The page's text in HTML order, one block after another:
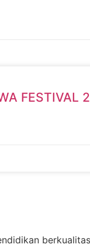
FESTIVAL